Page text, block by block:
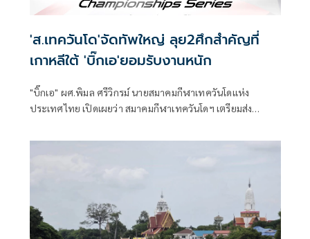
'ส.เทควันโด'จัดทัพใหญ่ ลุย2ศึกสำคัญที่
เกาหลีใต้ 'บิ๊กเอ'ยอมรับงานหนัก
"บิ๊กเอ" ผศ.พิมล ศรีวิกรม์ นายสมาคมกีฬาเทควันโดแห่ง
ประเทศไทย เปิดเผยว่า สมาคมกีฬาเทควันโดฯ เตรียมส่ง
รายการสำคัญที่เมืองชุนชอน ประเทศเกาหลีใต้ รวม 2 รายการ
16 ก.ค.69 ต่อเนื่องด้วยรายการ "2026 Chuncheon Korea
Open International Taekwondo Championships" ระหว่าง
วันที่ 18-22 ก.ค.69